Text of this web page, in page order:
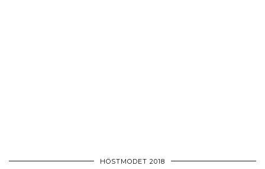
HÖSTMODET 2018